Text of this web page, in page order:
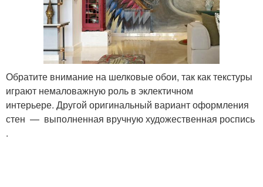
Обратите внимание на шелковые обои, так как текстуры
играют немаловажную роль в эклектичном
интерьере. Другой оригинальный вариант оформления
стен — выполненная вручную художественная роспись
.